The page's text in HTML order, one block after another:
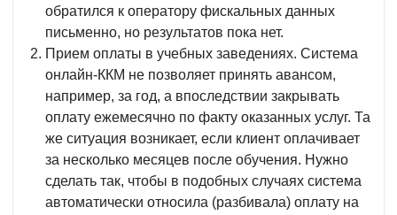
обратился к оператору фискальных данных
письменно, но результатов пока нет.
Прием оплаты в учебных заведениях. Система
онлайн-ККМ не позволяет принять авансом,
например, за год, а впоследствии закрывать
оплату ежемесячно по факту оказанных услуг. Та
же ситуация возникает, если клиент оплачивает
за несколько месяцев после обучения. Нужно
сделать так, чтобы в подобных случаях система
автоматически относила (разбивала) оплату на